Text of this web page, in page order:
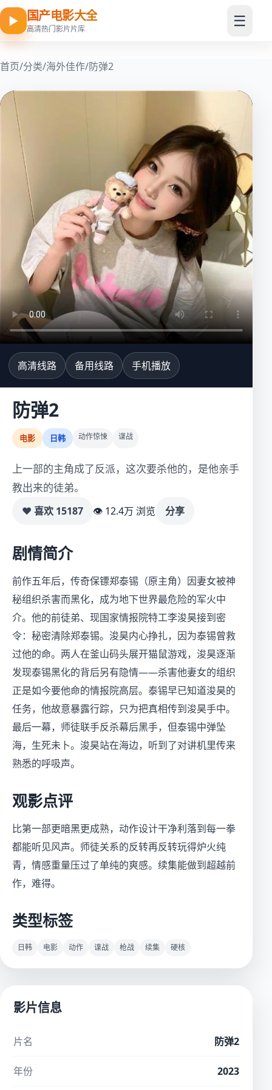
▶ 国产电影大全
高清热门影片片库 ☰
首页/分类/海外佳作/防弹2
高清线路 备用线路 手机播放
防弹2
电影 日韩 动作惊悚 谍战
上一部的主角成了反派，这次要杀他的，是他亲手
教出来的徒弟。
♥ 喜欢 15187 👁 12.4万 浏览 分享
剧情简介
前作五年后，传奇保镖郑泰锡（原主角）因妻女被神
秘组织杀害而黑化，成为地下世界最危险的军火中
介。他的前徒弟、现国家情报院特工李浚昊接到密
令：秘密清除郑泰锡。浚昊内心挣扎，因为泰锡曾救
过他的命。两人在釜山码头展开猫鼠游戏，浚昊逐渐
发现泰锡黑化的背后另有隐情——杀害他妻女的组织
正是如今要他命的情报院高层。泰锡早已知道浚昊的
任务，他故意暴露行踪，只为把真相传到浚昊手中。
最后一幕，师徒联手反杀幕后黑手，但泰锡中弹坠
海，生死未卜。浚昊站在海边，听到了对讲机里传来
熟悉的呼吸声。
观影点评
比第一部更暗黑更成熟，动作设计干净利落到每一拳
都能听见风声。师徒关系的反转再反转玩得炉火纯
青，情感重量压过了单纯的爽感。续集能做到超越前
作，难得。
类型标签
日韩 电影 动作 谍战 枪战 续集 硬核
影片信息
片名 防弹2
年份 2023